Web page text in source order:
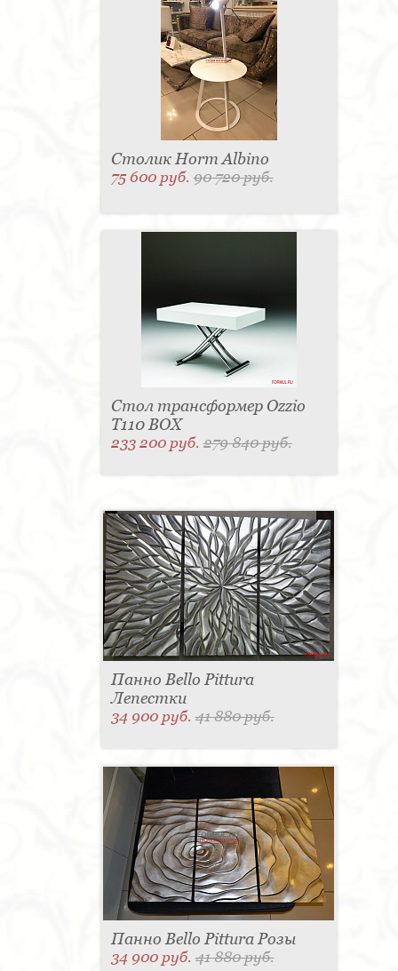
Столик Horm Albino
75 600 руб.90 720 руб.
Стол трансформер Ozzio
T110 BOX
233 200 руб.279 840 руб.
Панно Bello Pittura
Лепестки
34 900 руб.41 880 руб.
Панно Bello Pittura Розы
34 900 руб.41 880 руб.